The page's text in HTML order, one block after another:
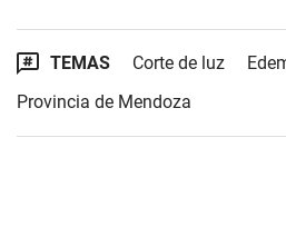
TEMAS Corte de luz
Provincia de Mendoza